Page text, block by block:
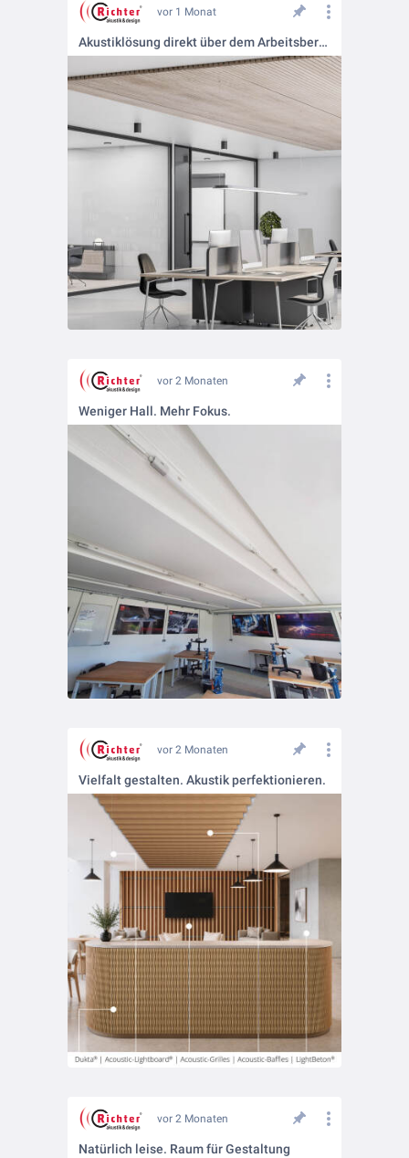
vor 1 Monat
Akustiklösung direkt über dem Arbeitsbereich.
vor 2 Monaten
Weniger Hall. Mehr Fokus.
vor 2 Monaten
Vielfalt gestalten. Akustik perfektionieren.
vor 2 Monaten
Natürlich leise. Raum für Gestaltung